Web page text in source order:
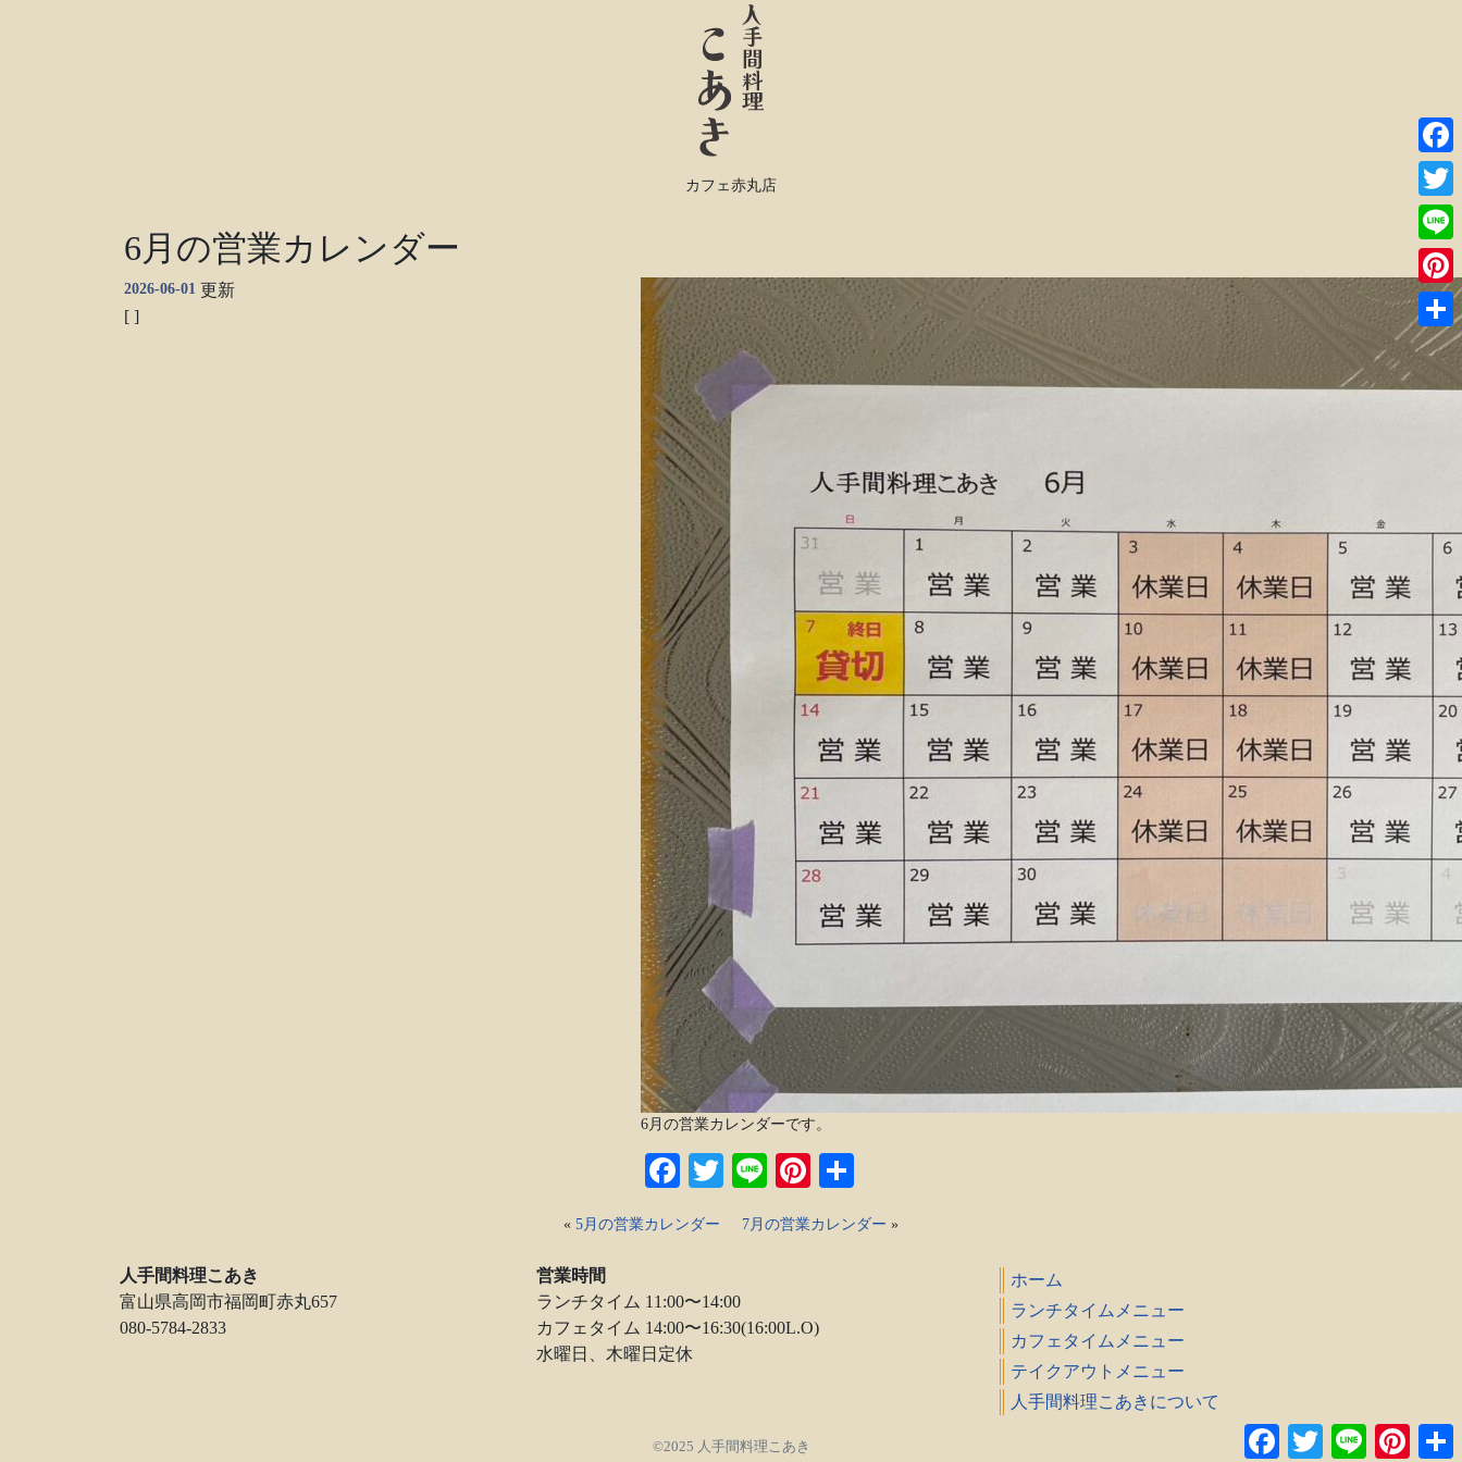
カフェ赤丸店
6月の営業カレンダー
2026-06-01 更新
[ ]
6月の営業カレンダーです。
Facebook
TwitterLinePinterest
有
« 5月の営業カレンダー 7月の営業カレンダー »
人手間料理こあき
富山県高岡市福岡町赤丸657
080-5784-2833
営業時間
ランチタイム 11:00〜14:00
カフェタイム 14:00〜16:30(16:00L.O)
水曜日、木曜日定休
ホーム
ランチタイムメニュー
カフェタイムメニュー
テイクアウトメニュー
人手間料理こあきについて
©2025 人手間料理こあき
Line
共
FacebookTwitter Line